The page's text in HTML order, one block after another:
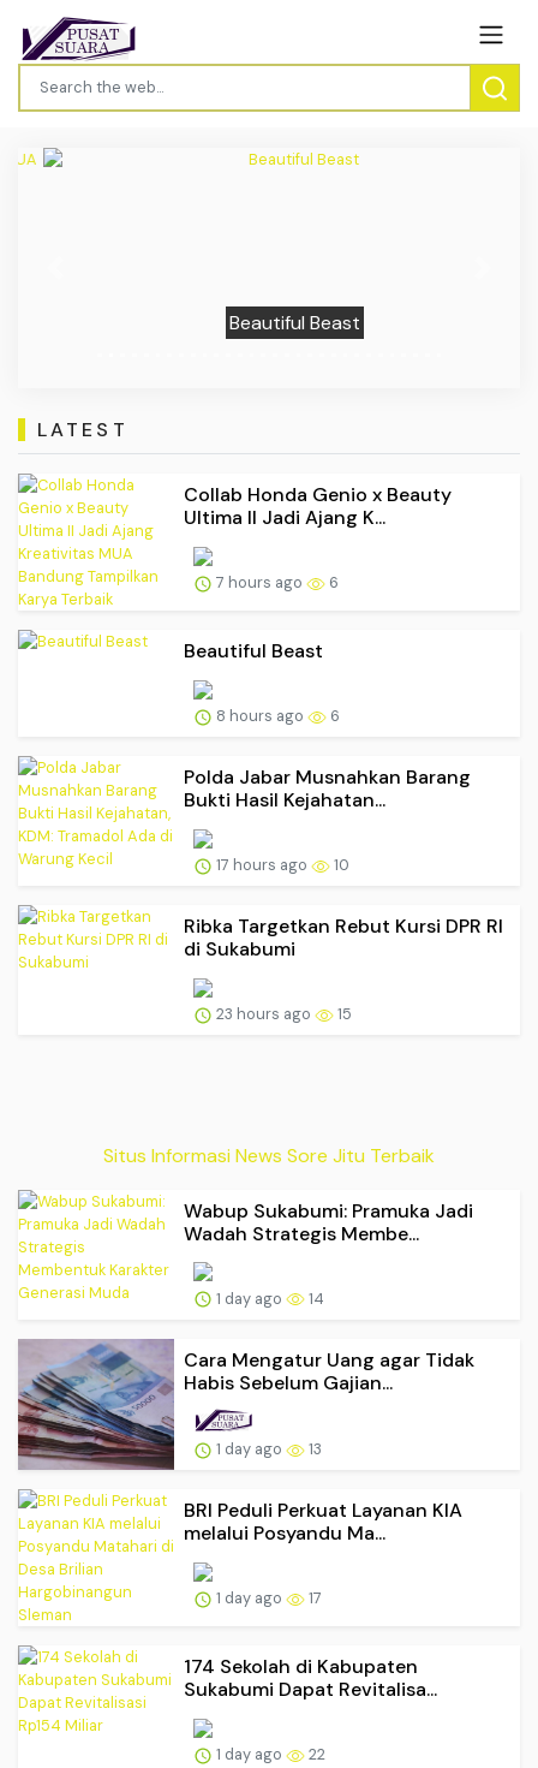
Beautiful Beast
LATEST
Collab Honda Genio x Beauty
Ultima II Jadi Ajang K...
7 hours ago 6
Beautiful Beast
8 hours ago 6
Polda Jabar Musnahkan Barang
Bukti Hasil Kejahatan...
17 hours ago 10
Ribka Targetkan Rebut Kursi DPR RI
di Sukabumi
23 hours ago 15
Situs Informasi News Sore Jitu Terbaik
Wabup Sukabumi: Pramuka Jadi
Wadah Strategis Membe...
1 day ago 14
Cara Mengatur Uang agar Tidak
Habis Sebelum Gajian...
1 day ago 13
BRI Peduli Perkuat Layanan KIA
melalui Posyandu Ma...
1 day ago 17
174 Sekolah di Kabupaten
Sukabumi Dapat Revitalisa...
1 day ago 22